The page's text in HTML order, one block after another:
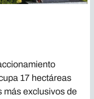
17 hectáreas
más exclusivos de